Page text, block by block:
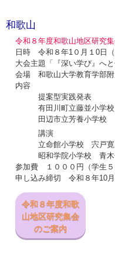
和歌山
令和８ 年度和歌山地区研究
日時 令和８年1０月１0日
大会主題「『深い学び』へ
会場 和歌山大学教育学部附
内容
提案型実践発表
有田川町立藤並小学
田辺市立芳養小学校
講演
立命館小学校 宍戸寛
昭和学院小学校 青木
参加費 １０００円（学生５
申し込み締切 令和８年10
令和８年度和歌
山地区研究集会
のご案内